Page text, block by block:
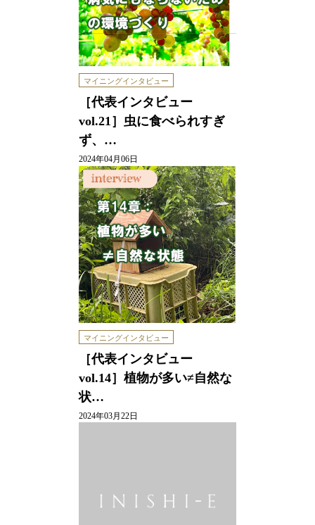
マイニングインタビュー
［代表インタビュー
vol.21］虫に食べられすぎ
ず、…
2024年04月06日
マイニングインタビュー
［代表インタビュー
vol.14］植物が多い≠自然な
状…
2024年03月22日